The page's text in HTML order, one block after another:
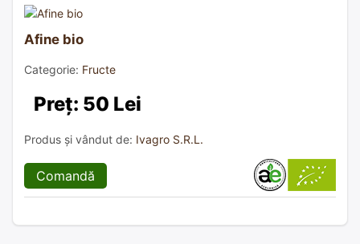
Afine bio
Categorie: Fructe
Preț: 50 Lei
Produs și vândut de: Ivagro S.R.L.
Comandă